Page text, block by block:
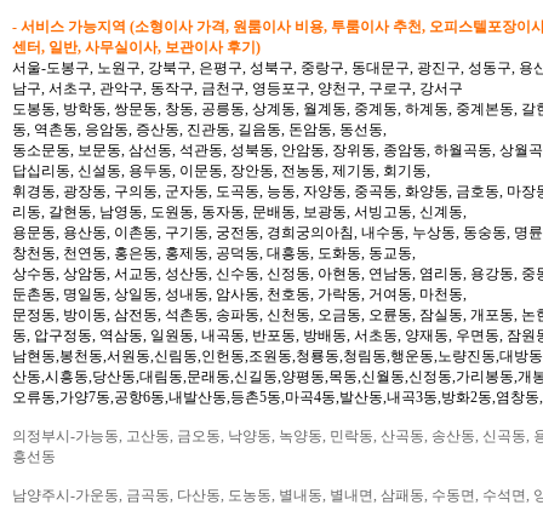
- 서비스 가능지역 (소형이사 가격, 원룸이사 비용, 투룸이사 추천, 오피스텔포장이
센터, 일반, 사무실이사, 보관이사 후기)
서울-도봉구, 노원구, 강북구, 은평구, 성북구, 중랑구, 동대문구, 광진구, 성동구,
남구, 서초구, 관악구, 동작구, 금천구, 영등포구, 양천구, 구로구, 강서구
도봉동, 방학동, 쌍문동, 창동, 공릉동, 상계동, 월계동, 중계동, 하계동, 중계본동,
동, 역촌동, 응암동, 증산동, 진관동, 길음동, 돈암동, 동선동,
동소문동, 보문동, 삼선동, 석관동, 성북동, 안암동, 장위동, 종암동, 하월곡동, 상월
답십리동, 신설동, 용두동, 이문동, 장안동, 전농동, 제기동, 회기동,
휘경동, 광장동, 구의동, 군자동, 도곡동, 능동, 자양동, 중곡동, 화양동, 금호동, 마
리동, 갈현동, 남영동, 도원동, 동자동, 문배동, 보광동, 서빙고동, 신계동,
용문동, 용산동, 이촌동, 구기동, 궁전동, 경희궁의아침, 내수동, 누상동, 동숭동, 명
창천동, 천연동, 홍은동, 홍제동, 공덕동, 대흥동, 도화동, 동교동,
상수동, 상암동, 서교동, 성산동, 신수동, 신정동, 아현동, 연남동, 염리동, 용강동,
둔촌동, 명일동, 상일동, 성내동, 암사동, 천호동, 가락동, 거여동, 마천동,
문정동, 방이동, 삼전동, 석촌동, 송파동, 신천동, 오금동, 오륜동, 잠실동, 개포동,
동, 압구정동, 역삼동, 일원동, 내곡동, 반포동, 방배동, 서초동, 양재동, 우면동, 잠원
남현동,봉천동,서원동,신림동,인헌동,조원동,청룡동,청림동,행운동,노량진동,대방
산동,시흥동,당산동,대림동,문래동,신길동,양평동,목동,신월동,신정동,가리봉동,개
오류동,가양7동,공항6동,내발산동,등촌5동,마곡4동,발산동,내곡3동,방화2동,염창동
의정부시-가능동, 고산동, 금오동, 낙양동, 녹양동, 민락동, 산곡동, 송산동, 신곡동,
흥선동
남양주시-가운동, 금곡동, 다산동, 도농동, 별내동, 별내면, 삼패동, 수동면, 수석면,